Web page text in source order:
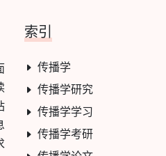
索引
传播学
传播学研究
传播学学习
传播学考研